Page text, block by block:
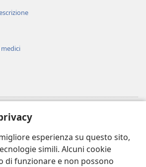
esperienza su questo sito,
simili. Alcuni cookie
di funzionare e non possono
Watchtower